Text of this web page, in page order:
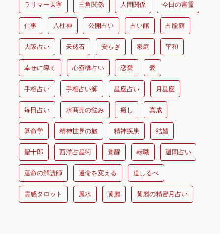
ラリマー天寧 三角関係 人間関係 今日の言霊
仕事 八柱神 公開占い 占い館 占龍館
大阪占い 天然石 安らぎ 家庭 平和
幸せに導く 心斎橋占い 恋愛 愛
手相占い 手相占い師 星座占い 月星座
毎日占い 水商売の悩み 癒し 真成
算命学 精神世界の旅 精神疾患 結婚
聖十郎 西洋占星術 覚醒 転職 週間占い
運命の解読師 運命を変える 道しるべ
霊感タロット 風水 黄麗 黄麗の精密月占い